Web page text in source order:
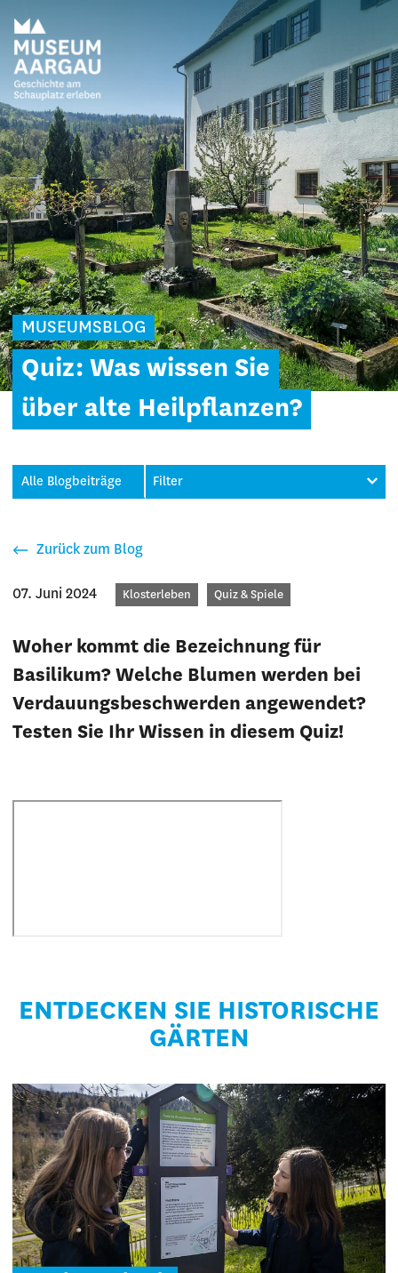
MUSEUMSBLOG
Quiz: Was wissen Sie
über alte Heilpflanzen?
Alle Blogbeiträge Filter
Zurück zum Blog
07. Juni 2024 Kategorien
Klosterleben Quiz & Spiele
Woher kommt die Bezeichnung für
Basilikum? Welche Blumen werden bei
Verdauungsbeschwerden angewendet?
Testen Sie Ihr Wissen in diesem Quiz!
ENTDECKEN SIE HISTORISCHE
GÄRTEN